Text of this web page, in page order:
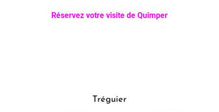
Réservez votre visite de Quimper
Tréguier